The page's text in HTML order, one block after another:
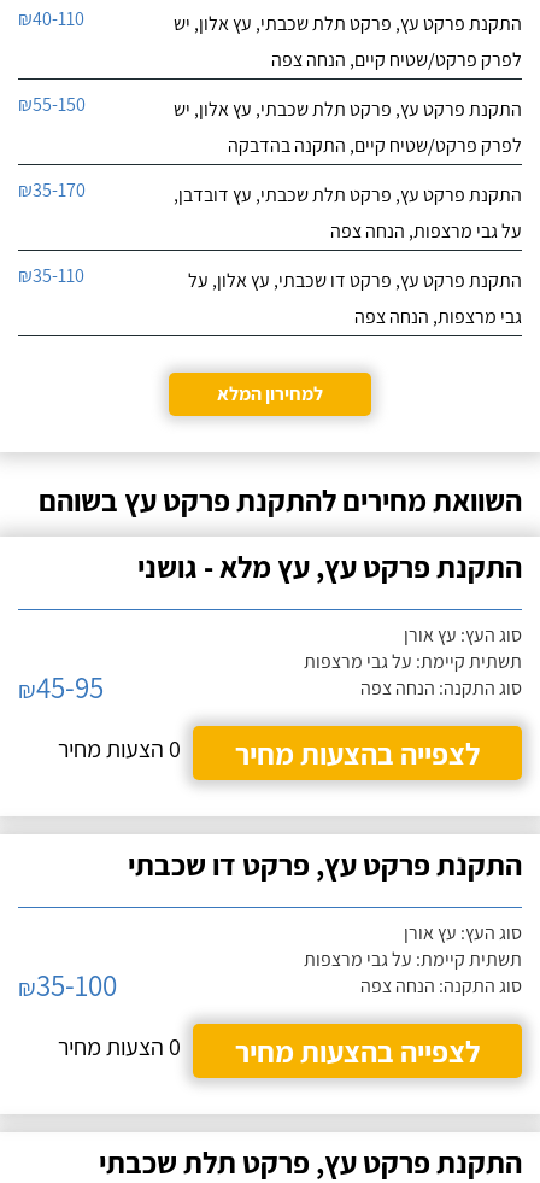
התקנת פרקט עץ, פרקט תלת שכבתי, עץ אלון, יש
לפרק פרקט/שטיח קיים, הנחה צפה
₪40-110
התקנת פרקט עץ, פרקט תלת שכבתי, עץ אלון, יש
לפרק פרקט/שטיח קיים, התקנה בהדבקה
₪55-150
התקנת פרקט עץ, פרקט תלת שכבתי, עץ דובדבן,
על גבי מרצפות, הנחה צפה
₪35-170
התקנת פרקט עץ, פרקט דו שכבתי, עץ אלון, על
גבי מרצפות, הנחה צפה
₪35-110
למחירון המלא
השוואת מחירים להתקנת פרקט עץ בשוהם
התקנת פרקט עץ, עץ מלא - גושני
סוג העץ: עץ אורן
תשתית קיימת: על גבי מרצפות
סוג התקנה: הנחה צפה
₪45-95
לצפייה בהצעות מחיר
0 הצעות מחיר
התקנת פרקט עץ, פרקט דו שכבתי
סוג העץ: עץ אורן
תשתית קיימת: על גבי מרצפות
סוג התקנה: הנחה צפה
₪35-100
לצפייה בהצעות מחיר
0 הצעות מחיר
התקנת פרקט עץ, פרקט תלת שכבתי